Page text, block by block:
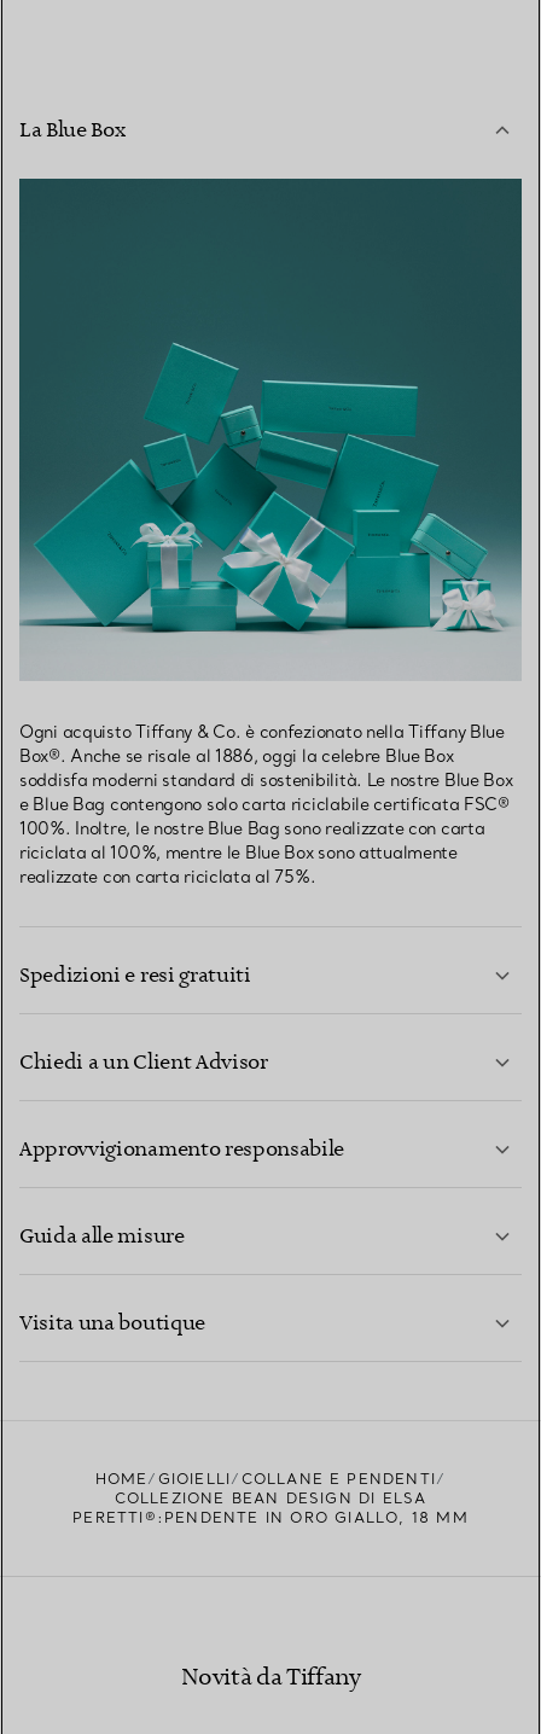
La Blue Box
Ogni acquisto Tiffany & Co. è confezionato nella Tiffany Blue
Box®. Anche se risale al 1886, oggi la celebre Blue Box
soddisfa moderni standard di sostenibilità. Le nostre Blue Box
e Blue Bag contengono solo carta riciclabile certificata FSC®
100%. Inoltre, le nostre Blue Bag sono realizzate con carta
riciclata al 100%, mentre le Blue Box sono attualmente
realizzate con carta riciclata al 75%.
Spedizioni e resi gratuiti
Chiedi a un Client Advisor
Approvvigionamento responsabile
Guida alle misure
Visita una boutique
HOME GIOIELLI
COLLANE E PENDENTI
COLLEZIONE BEAN DESIGN DI ELSA
PERETTI®:PENDENTE IN ORO GIALLO, 18 MM
Novità da Tiffany